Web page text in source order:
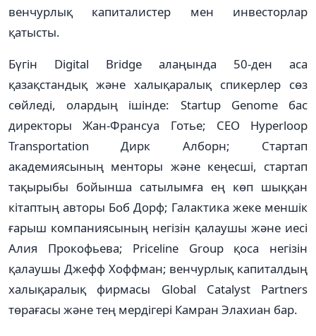
венчурлық капиталистер мен инвесторлар
қатысты.
Бүгін Digital Bridge алаңында 50-ден аса
қазақстандық және халықаралық спикерлер сөз
сөйледі, олардың ішінде: Startup Genome бас
директоры Жан-Франсуа Готье; CEO Hyperloop
Transportation Дирк Алборн; Стартап
академиясының менторы және кеңесші, стартап
тақырыбы бойынша сатылымға ең көп шыққан
кітаптың авторы Боб Дорф; Галактика жеке меншік
ғарыш компаниясының негізін қалаушы және иесі
Алия Прокофьева; Priceline Group қоса негізін
қалаушы Джефф Хоффман; венчурлық капиталдың
халықаралық фирмасы Global Catalyst Partners
төрағасы және тең мердігері Камран Элахиан бар.